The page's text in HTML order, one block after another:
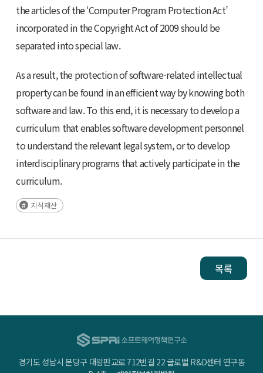
the articles of the ‘Computer Program Protection Act’
incorporated in the Copyright Act of 2009 should be
separated into special law.
As a result, the protection of software-related intellectual
property can be found in an efficient way by knowing both
software and law. To this end, it is necessary to develop a
curriculum that enables software development personnel
to understand the relevant legal system, or to develop
interdisciplinary programs that actively participate in the
curriculum.
지식재산
목록
경기도 성남시 분당구 대왕판교로 712번길 22 글로벌 R&D센터 연구동